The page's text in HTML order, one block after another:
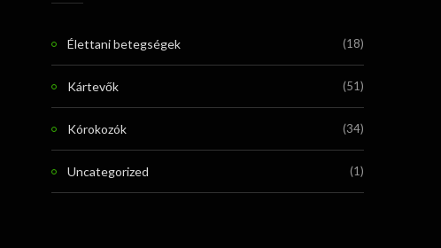
Élettani betegségek (18)
Kártevők (51)
Kórokozók (34)
Uncategorized (1)